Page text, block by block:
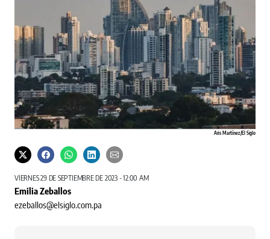
Aris Martínez /El Siglo
VIERNES 29 DE SEPTIEMBRE DE 2023 - 12:00 AM
Emilia Zeballos
ezeballos@elsiglo.com.pa